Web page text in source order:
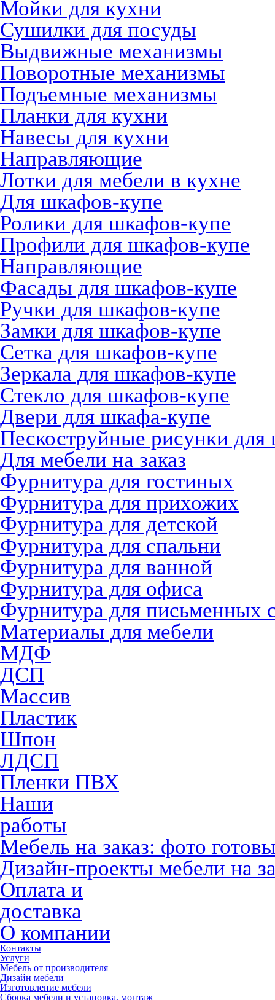
Мойки для кухни
Сушилки для посуды
Выдвижные механизмы
Поворотные механизмы
Подъемные механизмы
Планки для кухни
Навесы для кухни
Направляющие
Лотки для мебели в кухне
Для шкафов-купе
Ролики для шкафов-купе
Профили для шкафов-купе
Направляющие
Фасады для шкафов-купе
Ручки для шкафов-купе
Замки для шкафов-купе
Сетка для шкафов-купе
Зеркала для шкафов-купе
Стекло для шкафов-купе
Двери для шкафа-купе
Пескоструйные рисунки
Для мебели на заказ
Фурнитура для гостиных
Фурнитура для прихожих
Фурнитура для детской
Фурнитура для спальни
Фурнитура для ванной
Фурнитура для офиса
Фурнитура для письменных
Материалы для мебели
МДФ
ДСП
Массив
Пластик
Шпон
ЛДСП
Пленки ПВХ
Наши
работы
Мебель на заказ: фото
Дизайн-проекты мебели на
Оплата и
доставка
О компании
Контакты
Услуги
Мебель от производителя
Дизайн мебели
Изготовление мебели
Сборка мебели и установка, монтаж